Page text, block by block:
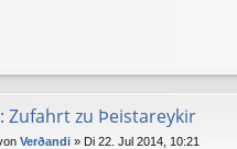
Zufahrt zu Þeistareykir
Verðandi» Di 22. Jul 2014, 10:21